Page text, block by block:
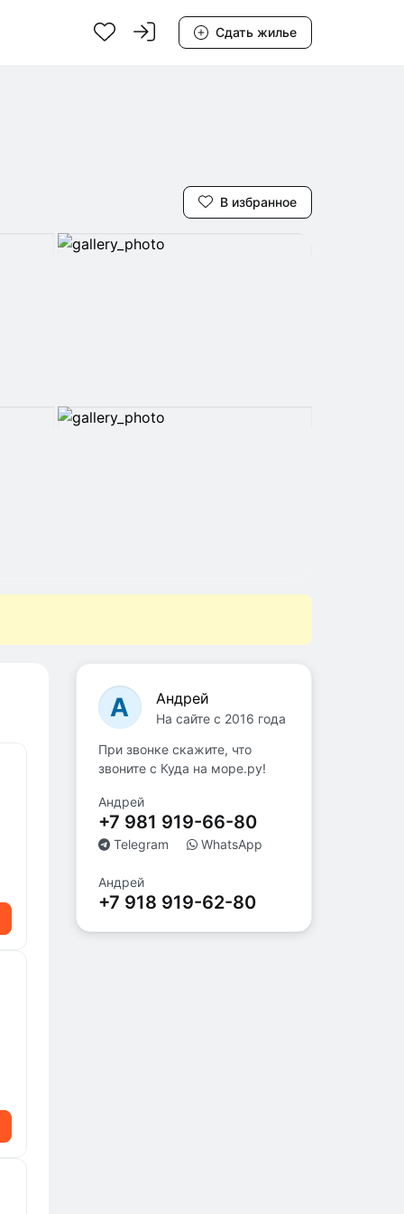
Сдать жилье
В избранное
А Андрей
На сайте с 2016 года
При звонке скажите, что
звоните с Куда на море.ру!
Андрей
+7 981 919-66-80
Telegram WhatsApp
Андрей
+7 918 919-62-80